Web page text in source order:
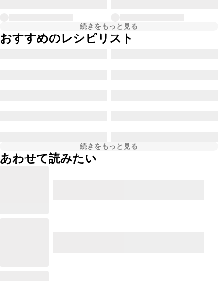
続きをもっと見る
おすすめのレシピリスト
続きをもっと見る
あわせて読みたい